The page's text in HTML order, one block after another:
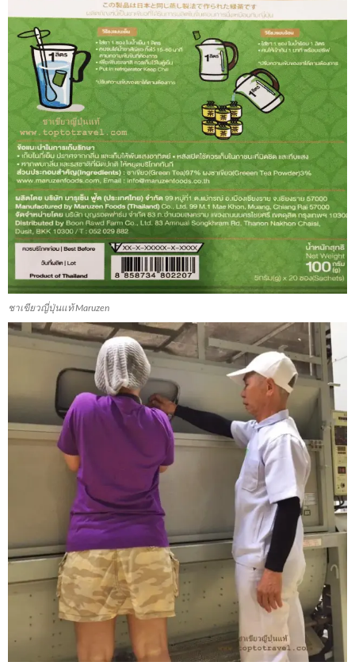
ชาเขียวญี่ปุ่นแท้ Maruzen